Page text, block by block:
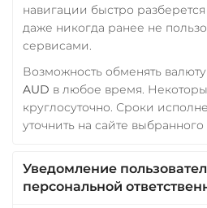
навигации быстро
даже никогда ранее не
сервисами.
Возможность обменять валюту
AUD в любое время.
круглосуточно. Сроки
уточнить на сайте
Уведомление
персональной